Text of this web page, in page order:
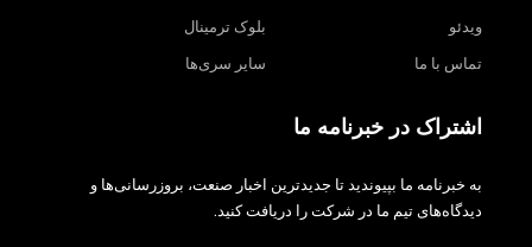
ویدئو
تماس با ما
بلوک ترمینال
سایر سری‌ها
اشتراک در خبرنامه ما
به خبرنامه ما بپیوندید تا جدیدترین اخبار صنعت، بروزرسانی‌ها و
دیدگاه‌های تیم ما در شرکت را دریافت کنید.